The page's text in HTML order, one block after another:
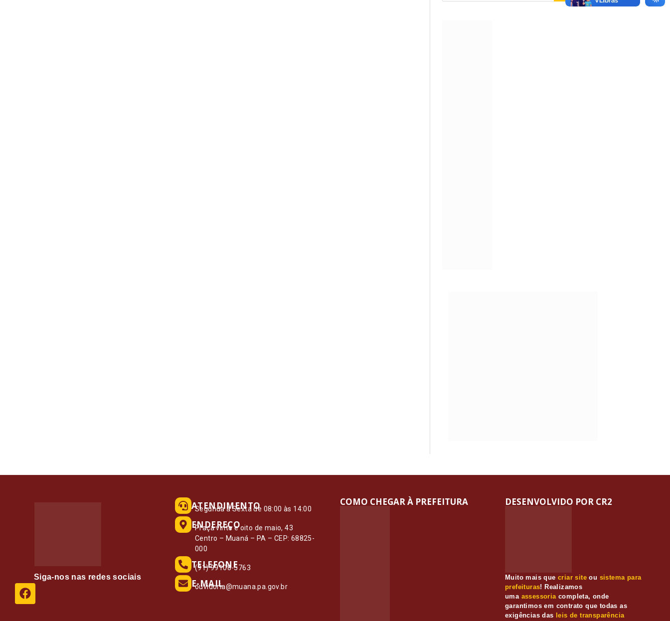
Siga-nos nas redes sociais
ATENDIMENTO
Segunda à Sexta de 08:00 às 14:00
ENDEREÇO
Praça vinte e oito de maio, 43
Centro – Muaná – PA – CEP: 68825-
000
TELEFONE
(91) 99108-5763
E-MAIL
ouvidoria@muana.pa.gov.br
COMO CHEGAR À PREFEITURA
Muito mais quecriar site ou sistema para
prefeituras! Realizamos
uma assessoriacompleta, onde
garantimos em contrato que todas as
exigências das leis de transparência
DESENVOLVIDO POR CR2